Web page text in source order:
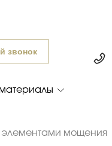
звонок
мощения